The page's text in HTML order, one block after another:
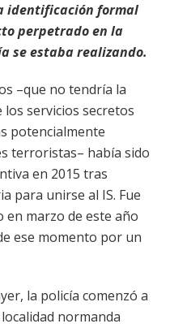
identificación formal
perpetrado en la
se estaba realizando.
–que no tendría la
los servicios secretos
potencialmente
terroristas– había sido
en 2015 tras
para unirse al IS. Fue
marzo de este año
ese momento por un
la policía comenzó a
normanda